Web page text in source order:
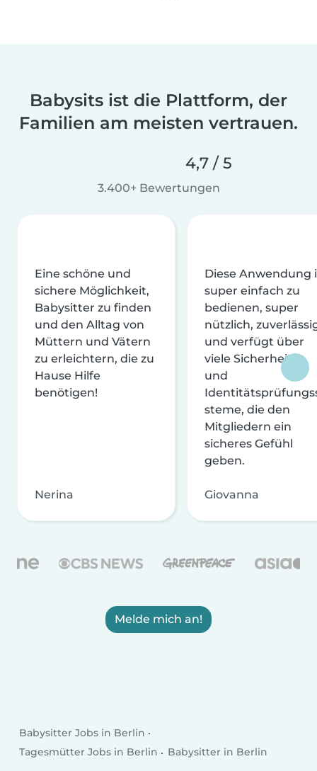
Babysits ist die Plattform, der
Familien am meisten vertrauen.
4,7 / 5
3.400+ Bewertungen
Eine schöne und
sichere Möglichkeit,
Babysitter zu finden
und den Alltag von
Müttern und Vätern
zu erleichtern, die zu
Hause Hilfe
benötigen!
Nerina
Diese Anwendung
super einfach zu
bedienen, super
nützlich,
und verfügt über
viele Sicherheits-
und
steme, die den
Mitgliedern ein
sicheres Gefühl
geben.
Giovanna
Melde mich an!
Babysitter Jobs in Berlin
Tagesmütter Jobs in Berlin
Babysitter in Berlin